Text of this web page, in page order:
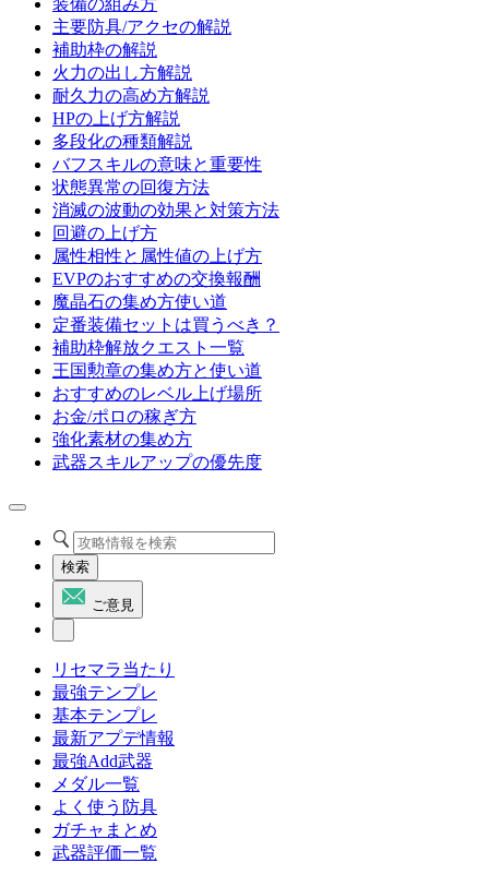
装備の組み方
主要防具/アクセの解説
補助枠の解説
火力の出し方解説
耐久力の高め方解説
HPの上げ方解説
多段化の種類解説
バフスキルの意味と重要性
状態異常の回復方法
消滅の波動の効果と対策方法
回避の上げ方
属性相性と属性値の上げ方
EVPのおすすめの交換報酬
魔晶石の集め方使い道
定番装備セットは買うべき？
補助枠解放クエスト一覧
王国勲章の集め方と使い道
おすすめのレベル上げ場所
お金/ポロの稼ぎ方
強化素材の集め方
武器スキルアップの優先度
検索
ご意見
リセマラ当たり
最強テンプレ
基本テンプレ
最新アプデ情報
最強Add武器
メダル一覧
よく使う防具
ガチャまとめ
武器評価一覧